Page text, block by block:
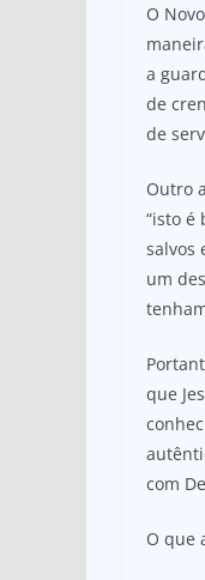
O
a
de
de
Outro
“isto é
salvos
um
que
com
O que